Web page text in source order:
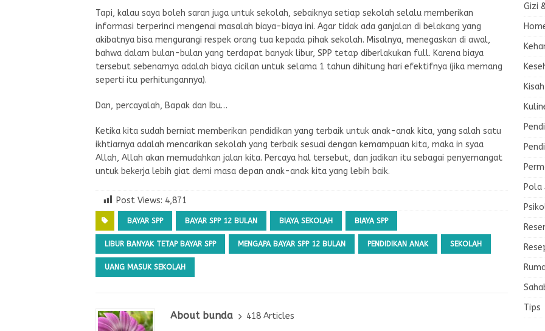
Tapi, kalau saya boleh saran juga untuk sekolah, sebaiknya setiap sekolah selalu memberikan
informasi terperinci mengenai masalah biaya-biaya ini. Agar tidak ada ganjalan di belakang yang
akibatnya bisa mengurangi respek orang tua kepada pihak sekolah. Misalnya, menegaskan di awal,
bahwa dalam bulan-bulan yang terdapat banyak libur, SPP tetap diberlakukan full. Karena biaya
tersebut sebenarnya adalah biaya cicilan untuk selama 1 tahun dihitung hari efektifnya (jika memang
seperti itu perhitungannya).
Dan, percayalah, Bapak dan Ibu…
Ketika kita sudah berniat memberikan pendidikan yang terbaik untuk anak-anak kita, yang salah satu
ikhtiarnya adalah mencarikan sekolah yang terbaik sesuai dengan kemampuan kita, maka in syaa
Allah, Allah akan memudahkan jalan kita. Percaya hal tersebut, dan jadikan itu sebagai penyemangat
untuk bekerja lebih giat demi masa depan anak-anak kita yang lebih baik.
Post Views: 4,871
BAYAR SPP BAYAR SPP 12 BULAN BIAYA SEKOLAH BIAYA SPP
LIBUR BANYAK TETAP BAYAR SPP MENGAPA BAYAR SPP 12 BULAN PENDIDIKAN ANAK SEKOLAH
UANG MASUK SEKOLAH
About bunda
418 Articles
Gizi
Pola
Tips